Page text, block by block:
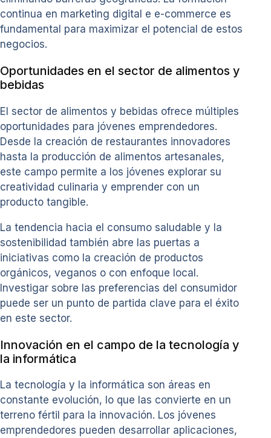
continua en marketing digital e e-commerce es
fundamental para maximizar el potencial de estos
negocios.
Oportunidades en el sector de alimentos y
bebidas
El sector de alimentos y bebidas ofrece múltiples
oportunidades para jóvenes emprendedores.
Desde la creación de restaurantes innovadores
hasta la producción de alimentos artesanales,
este campo permite a los jóvenes explorar su
creatividad culinaria y emprender con un
producto tangible.
La tendencia hacia el consumo saludable y la
sostenibilidad también abre las puertas a
iniciativas como la creación de productos
orgánicos, veganos o con enfoque local.
Investigar sobre las preferencias del consumidor
puede ser un punto de partida clave para el éxito
en este sector.
Innovación en el campo de la tecnología y
la informática
La tecnología y la informática son áreas en
constante evolución, lo que las convierte en un
terreno fértil para la innovación. Los jóvenes
emprendedores pueden desarrollar aplicaciones,